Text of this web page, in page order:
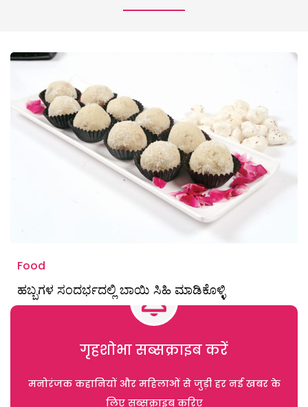
Food
ಹಬ್ಬಗಳ ಸಂದರ್ಭದಲ್ಲಿ ಬಾಯಿ ಸಿಹಿ ಮಾಡಿಕೊಳ್ಳಿ
गृहशोभा सब्सक्राइब करें
मनोरंजक कहानियों और महिलाओं से जुड़ी हर नई खबर के
लिए सब्सक्राइब करिए